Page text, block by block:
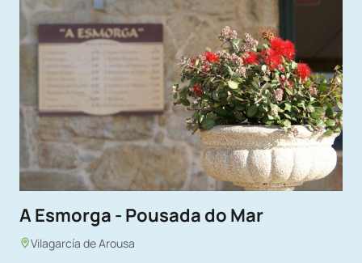
A Esmorga - Pousada do Mar
Vilagarcía de Arousa